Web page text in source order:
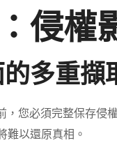
侵權
多重擷
，您必須完整保存侵
難以還原真相。